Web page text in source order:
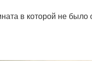
в которой не было